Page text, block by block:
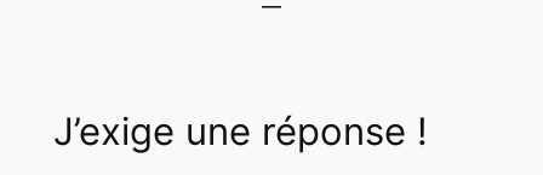
J’exige une réponse !